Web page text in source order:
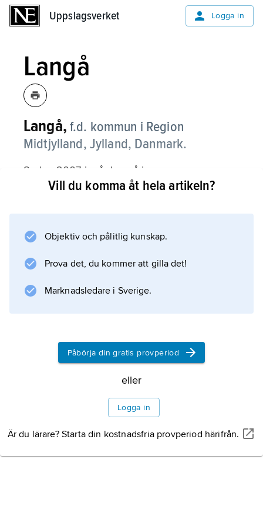
Uppslagsverket Logga in
Langå
Langå, f.d. kommun i Region
Midtjylland, Jylland, Danmark.
Sedan 2007 ingår Langå i
Randers
Information om artikeln
Vill du komma åt hela artikeln?
Objektiv och pålitlig kunskap.
Prova det, du kommer att gilla det!
Marknadsledare i Sverige.
Påbörja din gratis provperiod
eller
Logga in
Är du lärare? Starta din kostnadsfria provperiod härifrån.